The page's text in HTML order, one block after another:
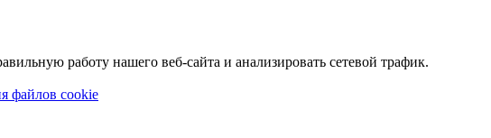
работу нашего веб-сайта и анализировать сетевой трафик.
файлов cookie